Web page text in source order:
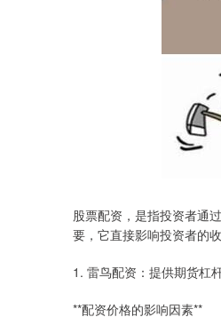
股票配资，是指投资者通
要，它直接影响投资者的收
1. 雷鸟配资：提供期货杠
**配资价格的影响因素**